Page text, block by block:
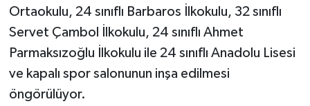
Ortaokulu, 24 sınıflı Barbaros İlkokulu, 32 sınıflı
Servet Çambol İlkokulu, 24 sınıflı Ahmet
Parmaksızoğlu İlkokulu ile 24 sınıflı Anadolu Lisesi
ve kapalı spor salonunun inşa edilmesi
öngörülüyor.